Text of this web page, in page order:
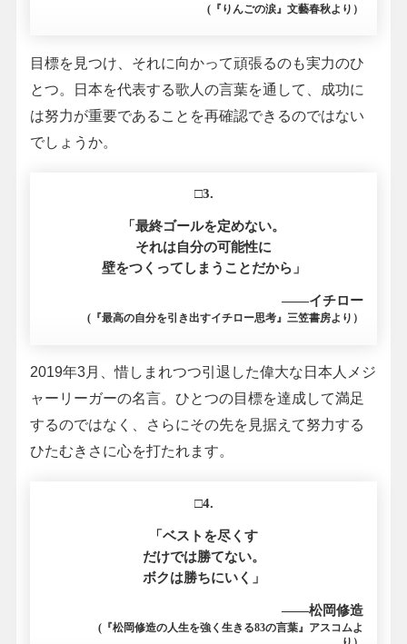
(『りんごの涙』文藝春秋より）
目標を見つけ、それに向かって頑張るのも実力のひ
とつ。日本を代表する歌人の言葉を通して、成功に
は努力が重要であることを再確認できるのではない
でしょうか。
□3.
「最終ゴールを定めない。
それは自分の可能性に
壁をつくってしまうことだから」
――イチロー
(『最高の自分を引き出すイチロー思考』三笠書房より）
2019年3月、惜しまれつつ引退した偉大な日本人メジ
ャーリーガーの名言。ひとつの目標を達成して満足
するのではなく、さらにその先を見据えて努力する
ひたむきさに心を打たれます。
□4.
「ベストを尽くす
だけでは勝てない。
ボクは勝ちにいく」
――松岡修造
(『松岡修造の人生を強く生きる83の言葉』アスコムよ